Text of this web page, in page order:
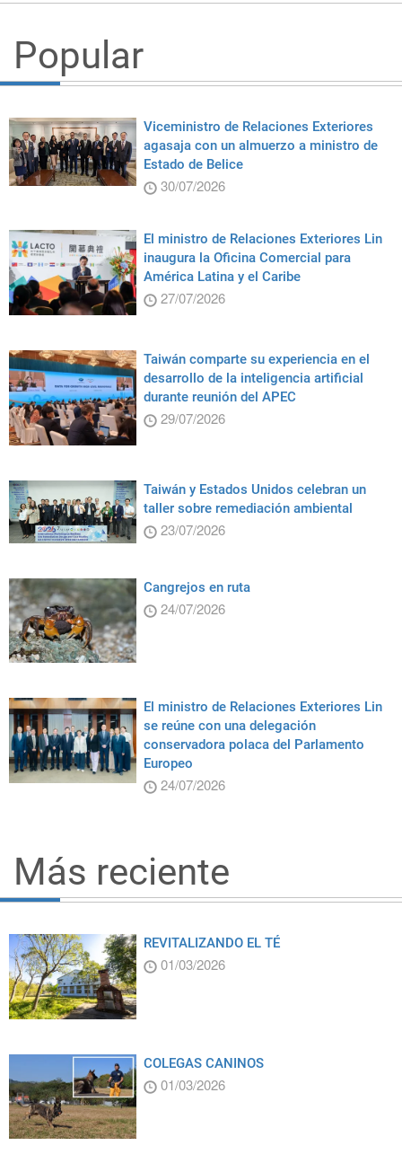
Popular
Viceministro de Relaciones Exteriores
agasaja con un almuerzo a ministro de
Estado de Belice
30/07/2026
El ministro de Relaciones Exteriores Lin
inaugura la Oficina Comercial para
América Latina y el Caribe
27/07/2026
Taiwán comparte su experiencia en el
desarrollo de la inteligencia artificial
durante reunión del APEC
29/07/2026
Taiwán y Estados Unidos celebran un
taller sobre remediación ambiental
23/07/2026
Cangrejos en ruta
24/07/2026
El ministro de Relaciones Exteriores Lin
se reúne con una delegación
conservadora polaca del Parlamento
Europeo
24/07/2026
Más reciente
REVITALIZANDO EL TÉ
01/03/2026
COLEGAS CANINOS
01/03/2026